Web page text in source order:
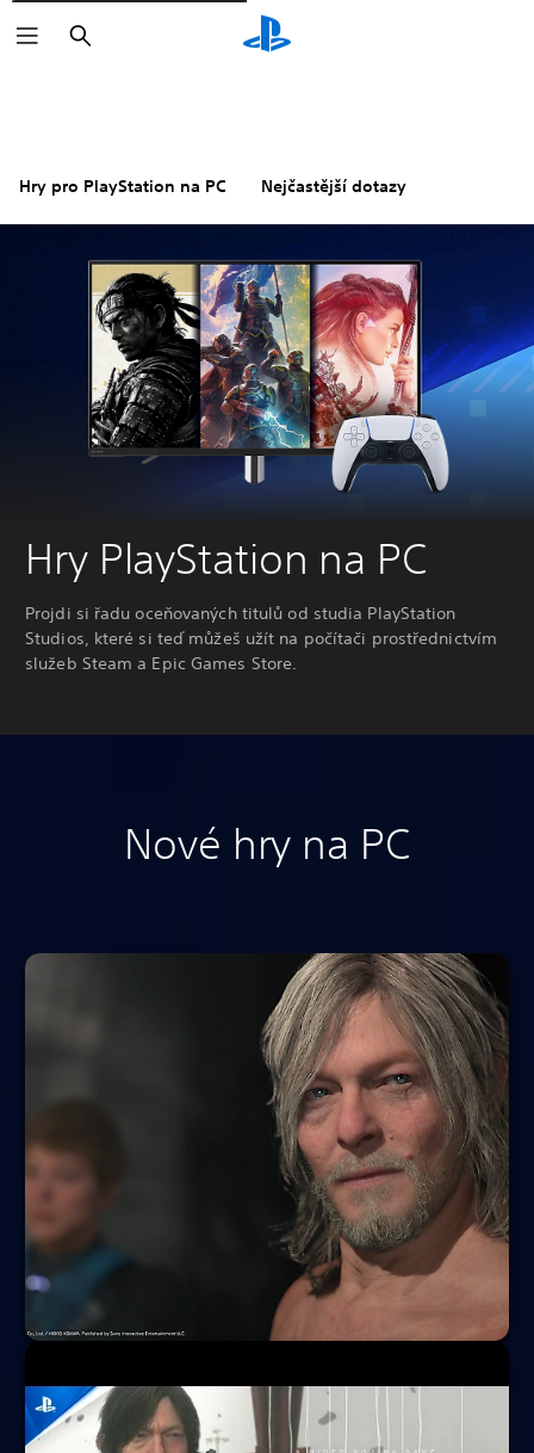
Vyhledat
Hry pro PlayStation na PC Nejčastější dotazy
Hry PlayStation na PC
Projdi si řadu oceňovaných titulů od studia PlayStation
Studios, které si teď můžeš užít na počítači prostřednictvím
služeb Steam a Epic Games Store.
Nové hry na PC